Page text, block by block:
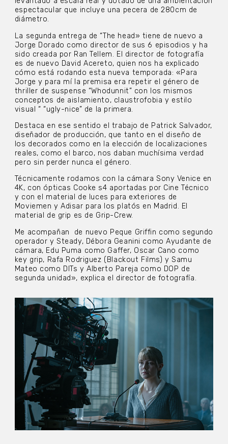
espectacular que incluye una pecera de 280cm de
diámetro.
La segunda entrega de “The head» tiene de nuevo a
Jorge Dorado como director de sus 6 episodios y ha
sido creada por Ran Tellem. El director de fotografía
es de nuevo David Acereto, quien nos ha explicado
cómo está rodando esta nueva temporada: «Para
Jorge y para mí la premisa era repetir el género de
thriller de suspense “Whodunnit” con los mismos
conceptos de aislamiento, claustrofobia y estilo
visual “ “ugly-nice” de la primera.
Destaca en ese sentido el trabajo de Patrick Salvador,
diseñador de producción, que tanto en el diseño de
los decorados como en la elección de localizaciones
reales, como el barco, nos daban muchísima verdad
pero sin perder nunca el género.
Técnicamente rodamos con la cámara Sony Venice en
4K, con ópticas Cooke s4 aportadas por Cine Técnico
y con el material de luces para exteriores de
Moviemen y Adisar para los platós en Madrid. El
material de grip es de Grip-Crew.
Me acompañan de nuevo Peque Griffin como segundo
operador y Steady, Débora Geanini como Ayudante de
cámara, Edu Puma como Gaffer, Oscar Cano como
key grip, Rafa Rodriguez (Blackout Films) y Samu
Mateo como DITs y Alberto Pareja como DOP de
segunda unidad», explica el director de fotografía.